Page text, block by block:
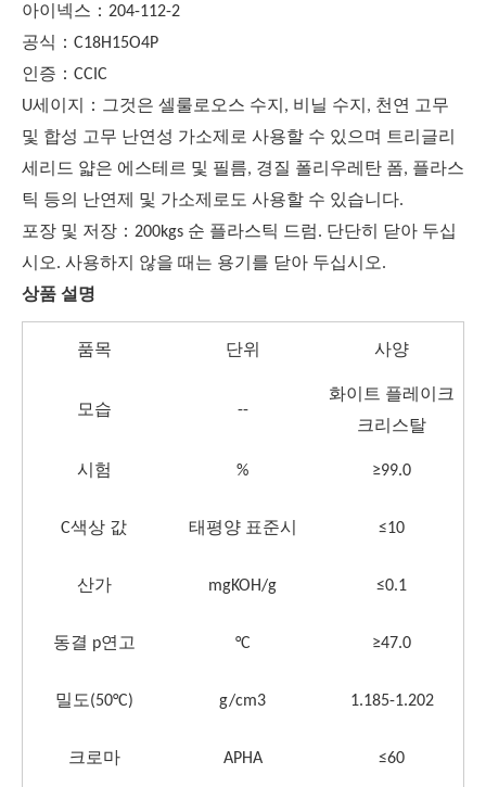
아이넥스 ： 204-112-2
공식 ： C18H15O4P
인증 ： CCIC
U세이지 ： 그것은 셀룰로오스 수지, 비닐 수지, 천연 고무
및 합성 고무 난연성 가소제로 사용할 수 있으며 트리글리
세리드 얇은 에스테르 및 필름, 경질 폴리우레탄 폼, 플라스
틱 등의 난연제 및 가소제로도 사용할 수 있습니다.
포장 및 저장 ： 200kgs 순 플라스틱 드럼. 단단히 닫아 두십
시오. 사용하지 않을 때는 용기를 닫아 두십시오.
상품 설명
품목 단위 사양
모습 --
화이트 플레이크
크리스탈
시험 % ≥99.0
C색상 값 태평양 표준시 ≤10
산가 mgKOH/g ≤0.1
동결 p연고 °C ≥47.0
밀도(50°C) g/cm3 1.185-1.202
크로마 APHA ≤60